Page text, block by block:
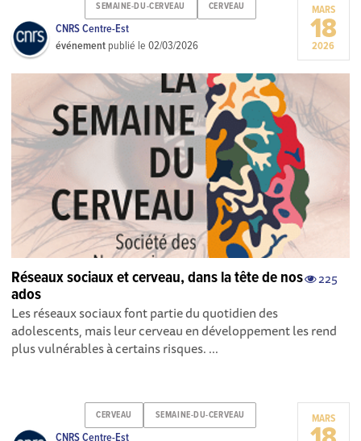
SEMAINE-DU-CERVEAU CERVEAU
CNRS Centre-Est
événement publié le02/03/2026
MARS
18
2026
225
Réseaux sociaux et cerveau, dans la tête de nos
ados
Les réseaux sociaux font partie du quotidien des
adolescents, mais leur cerveau en développement les rend
plus vulnérables à certains risques. ...
CERVEAU SEMAINE-DU-CERVEAU
CNRS Centre-Est
MARS